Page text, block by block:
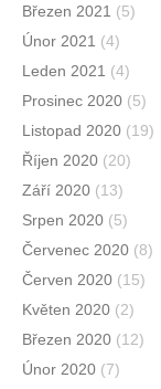
Březen 2021 (5)
Únor 2021 (4)
Leden 2021 (4)
Prosinec 2020 (5)
Listopad 2020 (19)
Říjen 2020 (20)
Září 2020 (13)
Srpen 2020 (5)
Červenec 2020 (8)
Červen 2020 (15)
Květen 2020 (2)
Březen 2020 (12)
Únor 2020 (7)